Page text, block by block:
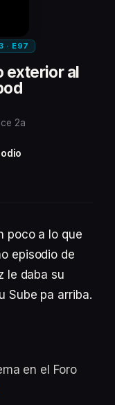
· E97
exterior al
2a
poco a lo que
episodio de
le daba su
Sube pa arriba.
en el Foro